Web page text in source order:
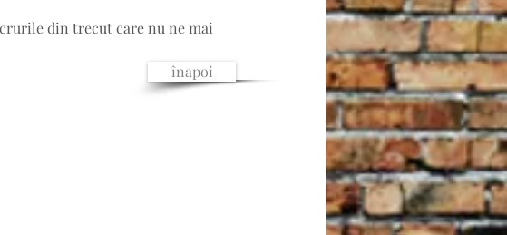
din trecut care nu ne mai
înapoi